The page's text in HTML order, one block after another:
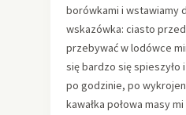
borówkami i wstawiamy
wskazówka: ciasto
przebywać w lodówce
się bardzo się spieszyło
po godzinie, po
kawałka połowa masy